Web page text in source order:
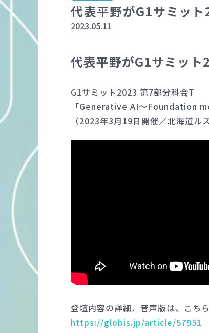
代表平野がG1サミット
2023.05.11
代表平野がG1サミット
G1サミット2023 第7部分科会T
「Generative AI～Foundation
（2023年3月19日開催／北海道ル
登壇内容の詳細、音声版は、こち
https://globis.jp/article/57951